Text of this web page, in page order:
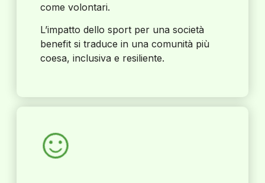
come volontari.
L’impatto dello sport per una società
benefit si traduce in una comunità più
coesa, inclusiva e resiliente.